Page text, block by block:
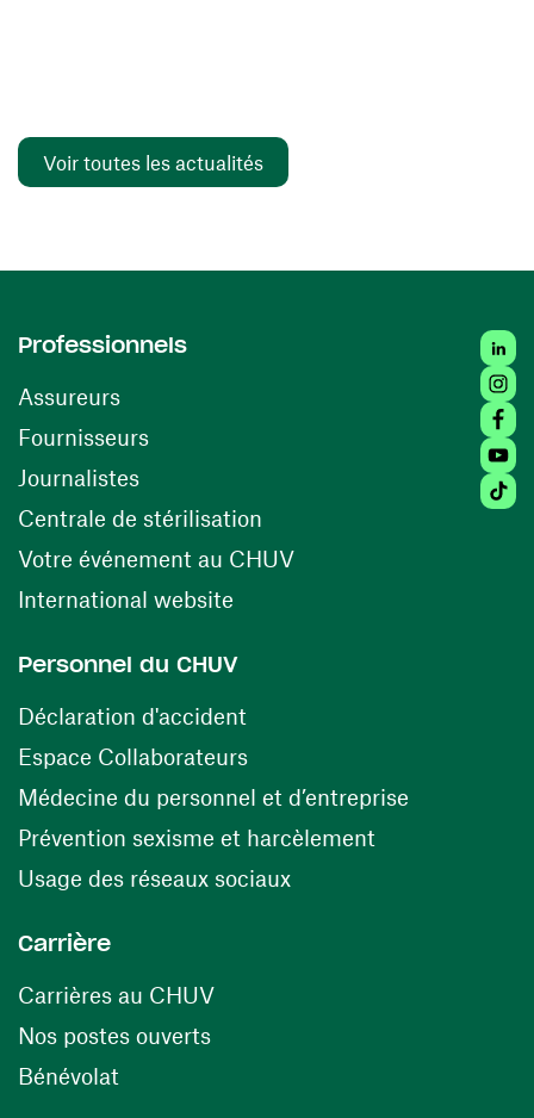
Voir toutes les actualités
Professionnels
Assureurs
Fournisseurs(ouvre une nouvelle fenêtre)
Journalistes
Centrale de stérilisation (ouvre une nouvelle
Votre événement au CHUV(ouvre une nouvelle
International website
Personnel du CHUV
Déclaration d'accident
Espace Collaborateurs(ouvre une nouvelle fenêtre)
Médecine du personnel et d’entreprise
Prévention sexisme et harcèlement
Usage des réseaux sociaux(ouvre une nouvelle
Carrière
Carrières au CHUV(ouvre une nouvelle fenêtre)
Nos postes ouverts(ouvre une nouvelle fenêtre)
Bénévolat